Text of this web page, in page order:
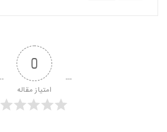
0
امتیاز مقاله